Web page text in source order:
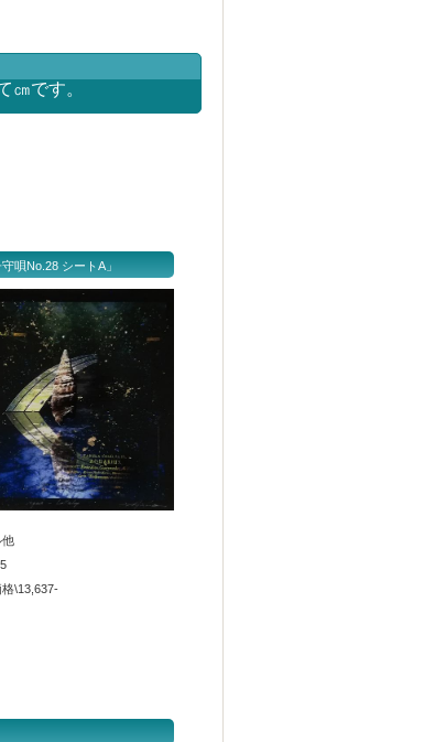
㎝です。
唄No.28 シートA」
他
\13,637-